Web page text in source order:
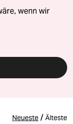
wenn wir
Neueste / Älteste